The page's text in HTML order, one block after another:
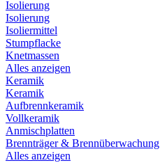
Isolierung
Isolierung
Isoliermittel
Stumpflacke
Knetmassen
Alles anzeigen
Keramik
Keramik
Aufbrennkeramik
Vollkeramik
Anmischplatten
Brennträger & Brennüberwachung
Alles anzeigen